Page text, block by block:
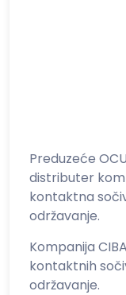
Preduzeće
distributer
kontaktna
održavanje.
Kompanija
kontaktnih
održavanje.